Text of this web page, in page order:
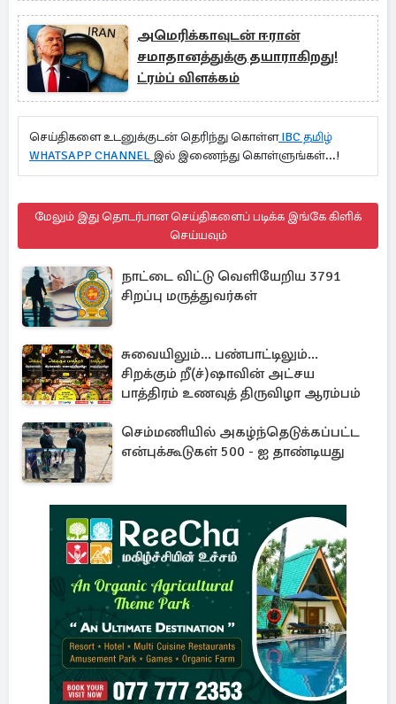
அமெரிக்காவுடன் ஈரான்
சமாதானத்துக்கு தயாராகிறது!
ட்ரம்ப் விளக்கம்
செய்திகளை உடனுக்குடன் தெரிந்து கொள்ளIBC தமிழ்
WHATSAPP CHANNEL இல் இணைந்து கொள்ளுங்கள்...!
மேலும் இது தொடர்பான செய்திகளைப் படிக்க இங்கே கிளிக்
செய்யவும்
நாட்டை விட்டு வெளியேறிய 3791
சிறப்பு மருத்துவர்கள்
சுவையிலும்... பண்பாட்டிலும்...
சிறக்கும் றீ(ச்)ஷாவின் அட்சய
பாத்திரம் உணவுத் திருவிழா ஆரம்பம்
செம்மணியில் அகழ்ந்தெடுக்கப்பட்ட
என்புக்கூடுகள் 500 - ஐ தாண்டியது